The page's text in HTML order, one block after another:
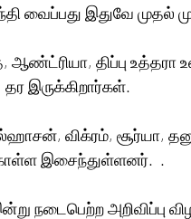
வைப்பது இதுவே முதல்
திப்பு
இருக்கிறார்கள்.
இசைந்துள்ளனர்.  .
நடைபெற்ற அறிவிப்பு